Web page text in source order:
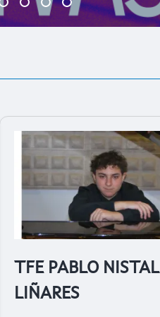
Slideshow
TFE PABLO NISTAL
LIÑARES